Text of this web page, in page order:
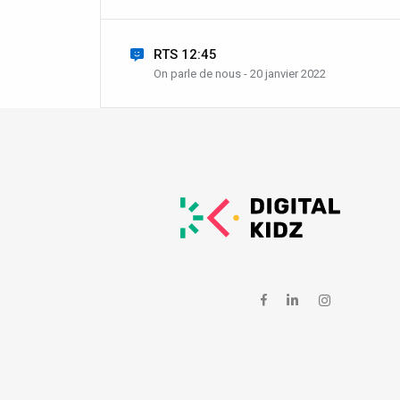
RTS 12:45
On parle de nous - 20 janvier 2022